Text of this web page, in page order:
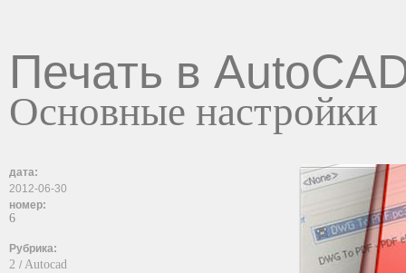
Печать в
Основные настройки
дата:
2012-06-30
номер:
6
Рубрика:
2 / Autocad